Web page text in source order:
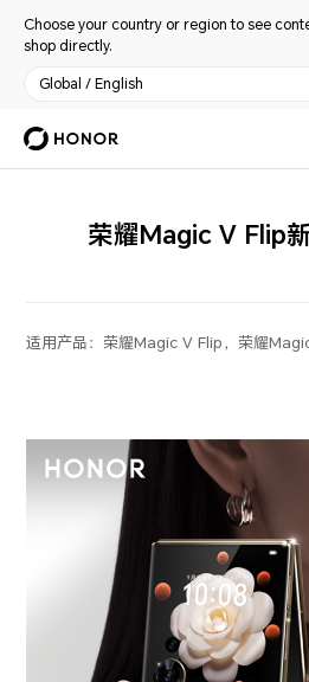
Choose your country or region to see
shop directly.
Global / English
荣耀Magic V Flip
适用产品： 荣耀Magic V Flip，荣耀